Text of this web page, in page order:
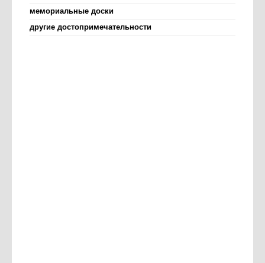
мемориальные доски
другие достопримечательности